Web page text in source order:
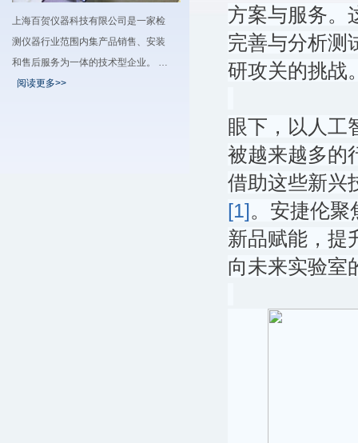
上海百贺仪器科技有限公司是一家检
测仪器行业范围内集产品销售、安装
和售后服务为一体的技术型企业。 …
阅读更多>>
方案与服务。
完善与分析测
研攻关的挑战
眼下，以人工
被越来越多的
借助这些新兴
[1]。安捷伦聚
新品赋能，提
向未来实验室